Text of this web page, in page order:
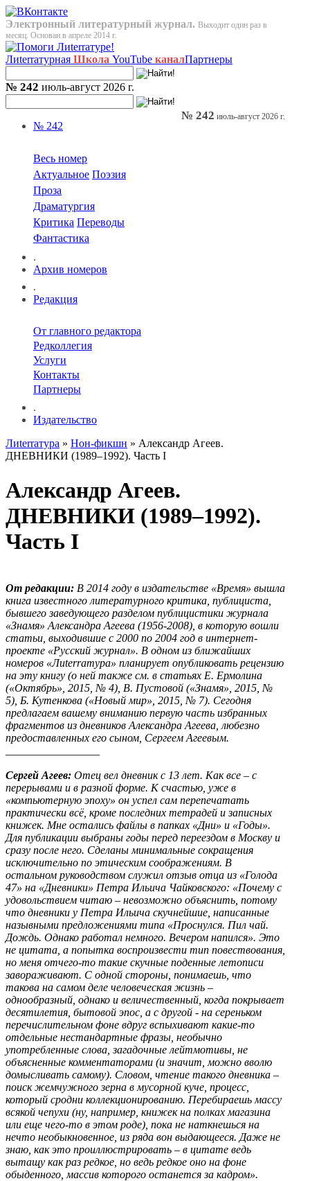
Электронный литературный журнал. Выходит один раз в
месяц. Основан в апреле 2014 г.
Лиterraтурная Школа YouTube каналПартнеры
№ 242 июль-август 2026 г.
№ 242
Весь номер
Актуальное Поэзия
Проза
Драматургия
Критика Переводы
Фантастика
.
Архив номеров
.
Редакция
От главного редактора
Редколлегия
Услуги
Контакты
Партнеры
.
Издательство
№ 242 июль-август 2026 г.
Лиterraтура » Нон-фикшн » Александр Агеев.
ДНЕВНИКИ (1989–1992). Часть I
Александр Агеев.
ДНЕВНИКИ (1989–1992).
Часть I
От редакции: В 2014 году в издательстве «Время» вышла
книга известного литературного критика, публициста,
бывшего заведующего разделом публицистики журнала
«Знамя» Александра Агеева (1956-2008), в которую вошли
статьи, выходившие с 2000 по 2004 год в интернет-
проекте «Русский журнал». В одном из ближайших
номеров «Лиterraтура» планирует опубликовать рецензию
на эту книгу (о ней также см. в статьях Е. Ермолина
(«Октябрь», 2015, № 4), В. Пустовой («Знамя», 2015, №
5), Б. Кутенкова («Новый мир», 2015, № 7). Сегодня
предлагаем вашему вниманию первую часть избранных
фрагментов из дневников Александра Агеева, любезно
предоставленных его сыном, Сергеем Агеевым.
Сергей Агеев: Отец вел дневник с 13 лет. Как все – с
перерывами и в разной форме. К счастью, уже в
«компьютерную эпоху» он успел сам перепечатать
практически всё, кроме последних тетрадей и записных
книжек. Мне остались файлы в папках «Дни» и «Годы».
Для публикации выбраны годы перед переездом в Москву и
сразу после него. Сделаны минимальные сокращения
исключительно по этическим соображениям. В
остальном руководством служил отзыв отца из «Голода
47» на «Дневники» Петра Ильича Чайковского: «Почему с
удовольствием читаю – невозможно объяснить, потому
что дневники у Петра Ильича скучнейшие, написанные
назывными предложениями типа «Проснулся. Пил чай.
Дождь. Однако работал немного. Вечером напился». Это
не цитата, а попытка воспроизвести тип повествования,
но меня отчего-то такие скучные поденные летописи
завораживают. С одной стороны, понимаешь, что
такова на самом деле человеческая жизнь –
однообразный, однако и величественный, когда покрывает
десятилетия, бытовой эпос, а с другой - на сереньком
перечислительном фоне вдруг вспыхивают какие-то
отдельные нестандартные фразы, необычно
употребленные слова, загадочные лейтмотивы, не
объясненные комментаторами (и значит, можно вволю
домысливать самому). Словом, чтение такого дневника –
поиск жемчужного зерна в мусорной куче, процесс,
который сродни коллекционированию. Перебираешь массу
всякой чепухи (ну, например, книжек на полках магазина
или еще чего-то в этом роде), пока не наткнешься на
нечто необыкновенное, из ряда вон выдающееся. Даже не
знаю, как это проиллюстрировать – в цитате ведь
вытащу как раз редкое, но ведь редкое оно на фоне
обыденного, массив которого останется за кадром».